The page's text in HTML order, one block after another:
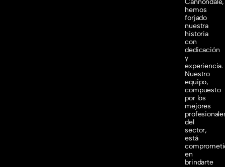
hemos
forjado
nuestra
historia
con
dedicación
y
experiencia.
Nuestro
equipo,
compuesto
por los
mejores
del
sector,
está
en
brindarte